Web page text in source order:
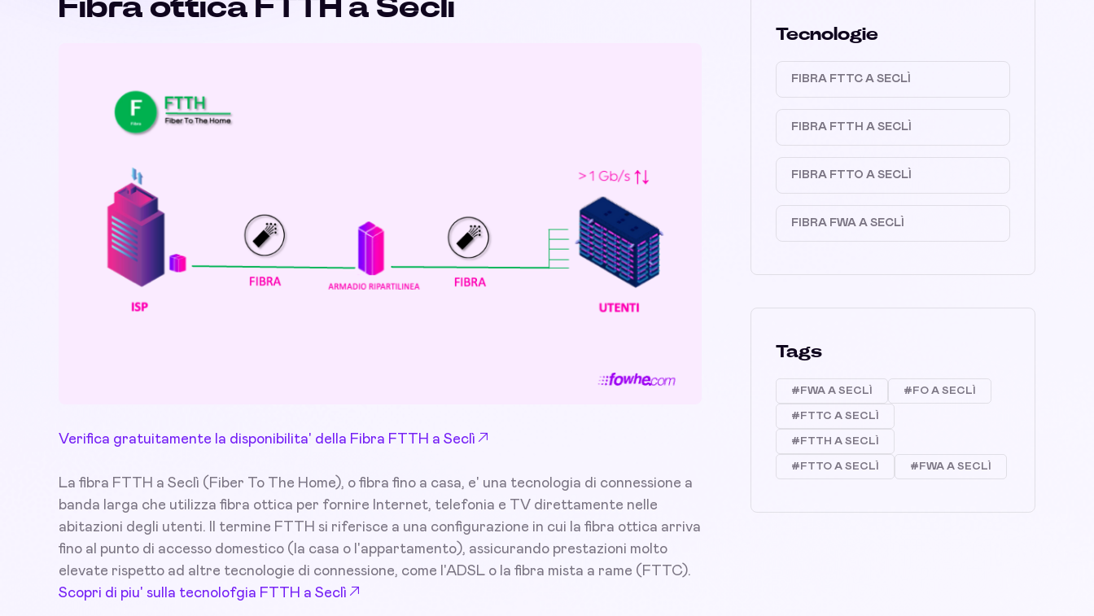
Fibra ottica FTTH a Seclì
Verifica gratuitamente la disponibilita' della Fibra FTTH a Seclì
La fibra FTTH a Seclì (Fiber To The Home), o fibra fino a casa, e' una tecnologia di connessione a
banda larga che utilizza fibra ottica per fornire Internet, telefonia e TV direttamente nelle
abitazioni degli utenti. Il termine FTTH si riferisce a una configurazione in cui la fibra ottica arriva
fino al punto di accesso domestico (la casa o l'appartamento), assicurando prestazioni molto
elevate rispetto ad altre tecnologie di connessione, come l'ADSL o la fibra mista a rame (FTTC).
Scopri di piu' sulla tecnolofgia FTTH a Seclì
Tecnologie
FIBRA FTTC A SECLÌ
FIBRA FTTH A SECLÌ
FIBRA FTTO A SECLÌ
FIBRA FWA A SECLÌ
Tags
#FWA A SECLÌ #FO A SECLÌ
#FTTC A SECLÌ
#FTTH A SECLÌ
#FTTO A SECLÌ #FWA A SECLÌ